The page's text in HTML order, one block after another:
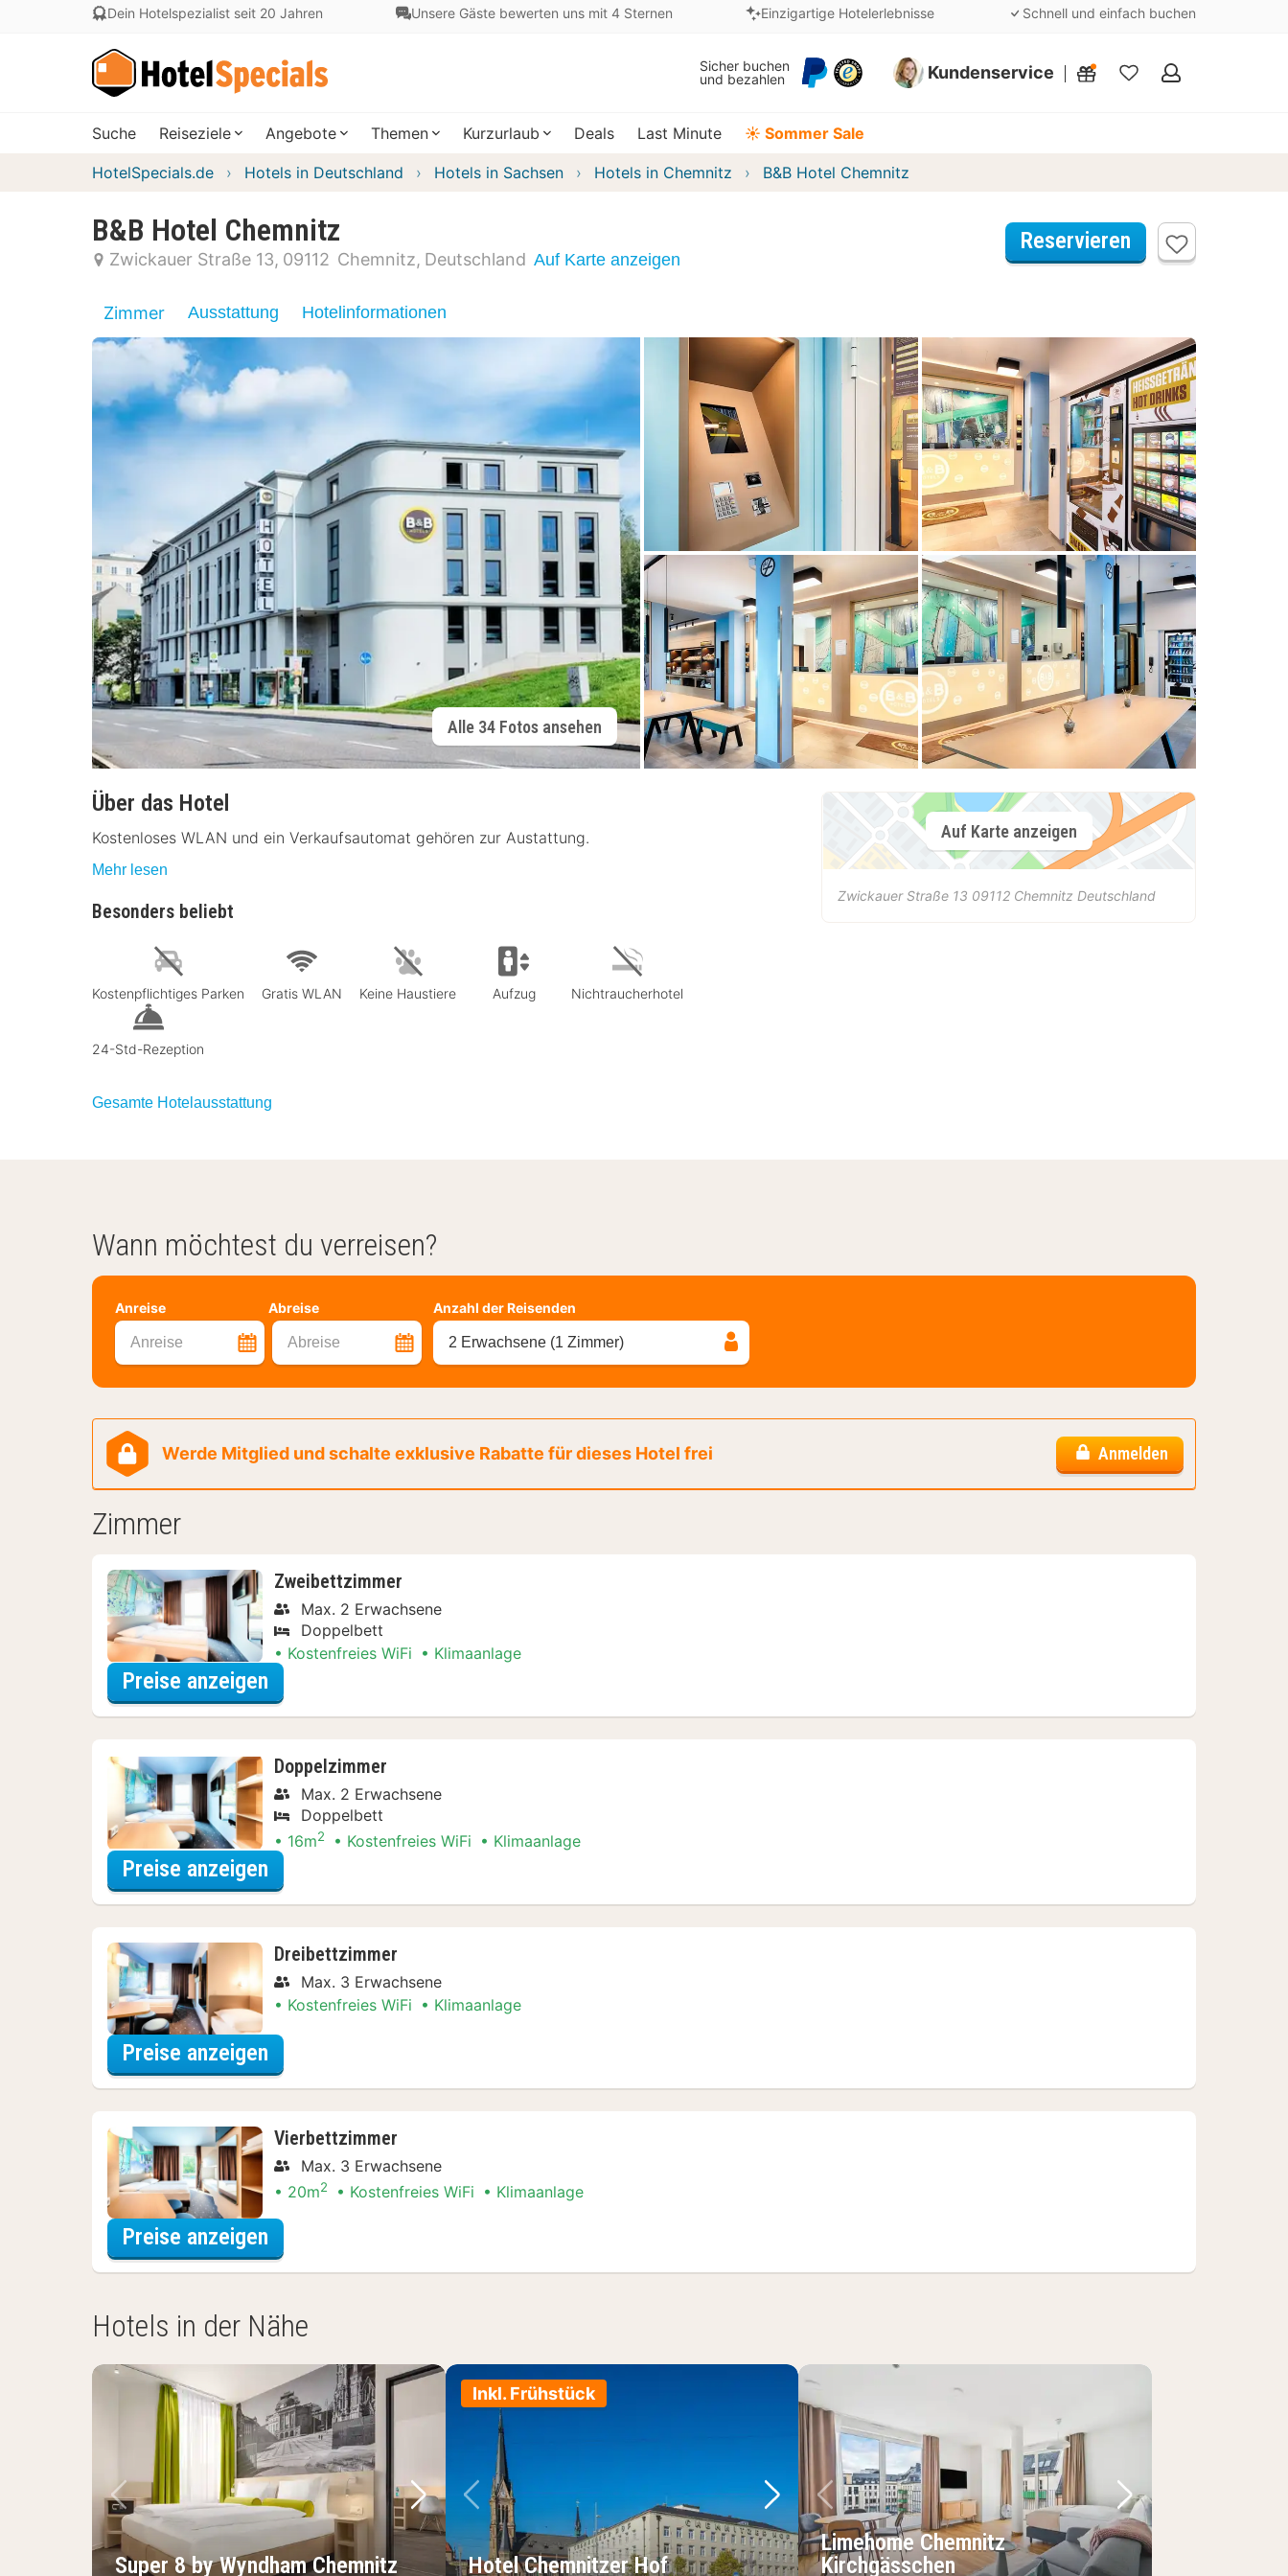
Dein Hotelspezialist seit 20 Jahren Unsere Gäste bewerten uns mit 4 Sternen Einzigartige Hotelerlebnisse Schnell und einfach buchen
Sicher buchen
und bezahlen
Kundenservice
Meine
Suche Reiseziele Angebote Themen Kurzurlaub Deals Last Minute ☀️ Sommer Sale
HotelSpecials.de Hotels in Deutschland Hotels in Sachsen Hotels in Chemnitz B&B Hotel Chemnitz
B&B Hotel Chemnitz
Zwickauer Straße 13 09112 Chemnitz Deutschland Auf Karte anzeigen
Reservieren
Zimmer Ausstattung Hotelinformationen
Alle 34 Fotos ansehen
Über das Hotel
Kostenloses WLAN und ein Verkaufsautomat gehören zur Austattung.
Mehr lesen
Besonders beliebt
Kostenpflichtiges Parken Gratis WLAN Keine Haustiere Aufzug Nichtraucherhotel
24-Std-Rezeption
Gesamte Hotelausstattung
Auf Karte anzeigen
Zwickauer Straße 13 09112 Chemnitz Deutschland
Wann möchtest du verreisen?
Anreise Abreise
Anreise Abreise
Anzahl der Reisenden
2 Erwachsene (1 Zimmer)
Werde Mitglied und schalte exklusive Rabatte für dieses Hotel frei Anmelden
Zimmer
Zweibettzimmer
Max. 2 Erwachsene
Doppelbett
Kostenfreies WiFi
Klimaanlage
Preise anzeigen
Doppelzimmer
Max. 2 Erwachsene
Doppelbett
16m2 Kostenfreies WiFi Klimaanlage
Preise anzeigen
Dreibettzimmer
Max. 3 Erwachsene
Kostenfreies WiFi
Klimaanlage
Preise anzeigen
Vierbettzimmer
Max. 3 Erwachsene
20m2 Kostenfreies WiFi Klimaanlage
Preise anzeigen
Hotels in der Nähe
Vorheriges Bild
Nächstes Bild
Super 8 by Wyndham Chemnitz
Inkl. Frühstück
Vorheriges Bild
Nächstes Bild
Hotel Chemnitzer Hof
Vorheriges Bild
Nächstes Bild
Limehome Chemnitz
Kirchgässchen